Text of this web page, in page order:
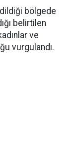
bölgede
belirtilen
ve
vurgulandı.